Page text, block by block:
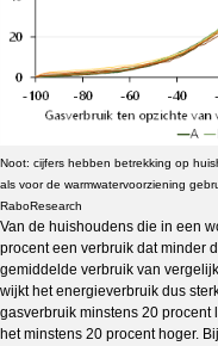
Noot: cijfers hebben betrekking op
als voor de warmwatervoorziening
RaboResearch
Van de huishoudens die in een
procent een verbruik dat minder
gemiddelde verbruik van
wijkt het energieverbruik dus
gasverbruik minstens 20
het minstens 20 procent hoger.